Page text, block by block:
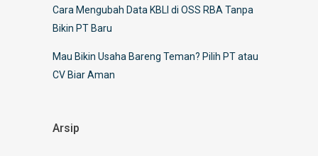
Cara Mengubah Data KBLI di OSS RBA Tanpa
Bikin PT Baru
Mau Bikin Usaha Bareng Teman? Pilih PT atau
CV Biar Aman
Arsip